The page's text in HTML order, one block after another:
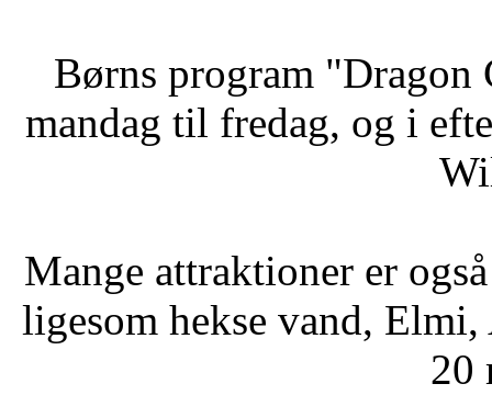
Børns program "Dragon
mandag til fredag, og i
Mange attraktioner er
ligesom hekse vand,
20